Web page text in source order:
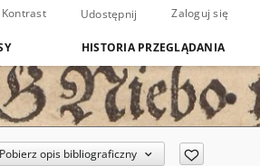
Kontrast Udostępnij Zaloguj się
HISTORIA PRZEGLĄDANIA
Pobierz opis bibliograficzny